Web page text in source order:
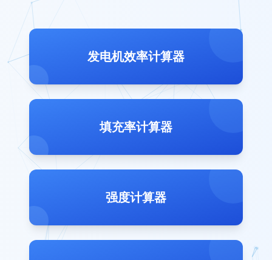
发电机效率计算器
填充率计算器
强度计算器